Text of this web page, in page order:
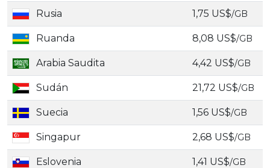
Rusia 1,75 US$/GB
Ruanda 8,08 US$/GB
Arabia Saudita 4,42 US$/GB
Sudán 21,72 US$/GB
Suecia 1,56 US$/GB
Singapur 2,68 US$/GB
Eslovenia 1,41 US$/GB